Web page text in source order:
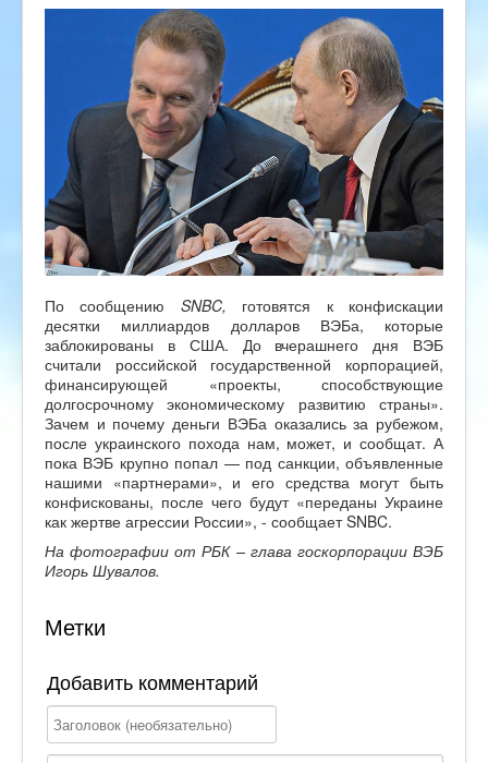
По сообщению SNBC, готовятся к конфискации
десятки миллиардов долларов ВЭБа, которые
заблокированы в США. До вчерашнего дня ВЭБ
считали российской государственной корпорацией,
финансирующей «проекты, способствующие
долгосрочному экономическому развитию страны».
Зачем и почему деньги ВЭБа оказались за рубежом,
после украинского похода нам, может, и сообщат. А
пока ВЭБ крупно попал — под санкции, объявленные
нашими «партнерами», и его средства могут быть
конфискованы, после чего будут «переданы Украине
как жертве агрессии России», - сообщает SNBC.
На фотографии от РБК – глава госкорпорации ВЭБ
Игорь Шувалов.
Метки
Добавить комментарий